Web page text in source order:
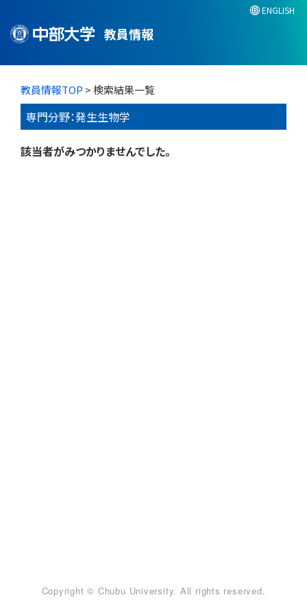
教員情報
ENGLISH
教員情報TOP > 検索結果一覧
専門分野：発生生物学
該当者がみつかりませんでした。
Copyright © Chubu University. All rights reserved.